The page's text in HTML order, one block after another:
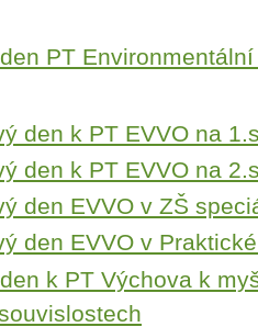
PT
den k PT EVVO na
den k PT EVVO na
den EVVO v ZŠ
den EVVO v
k PT Výchova k